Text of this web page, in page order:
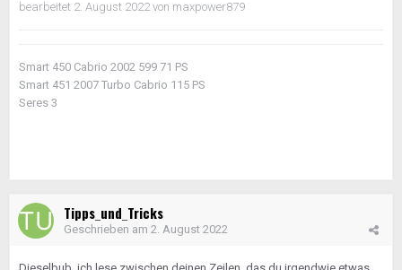
bearbeitet 2. August 2022von maxpower879
Smart 450 Cabrio 2002 599 71 PS
Smart 451 2007 Turbo Cabrio 115 PS
Seres 3
Tipps_und_Tricks
Geschrieben am 2. August 2022